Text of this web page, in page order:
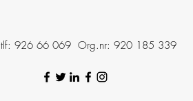
tlf: 926 66 069 Org.nr: 920 185 339